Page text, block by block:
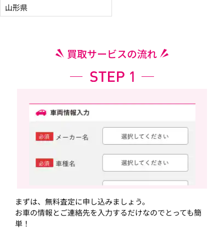
山形県
買取サービスの流れ
まずは、無料査定に申し込みましょう。
お車の情報とご連絡先を入力するだけなのでとっても簡
単！